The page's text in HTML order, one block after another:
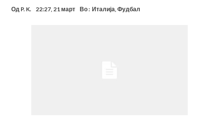
Од P. K. 22:27, 21 март Во : Италија,Фудбал